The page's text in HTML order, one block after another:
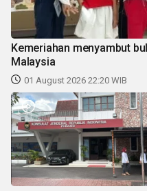
Kemeriahan menyambut
Malaysia
01 August 2026 22:20 WIB